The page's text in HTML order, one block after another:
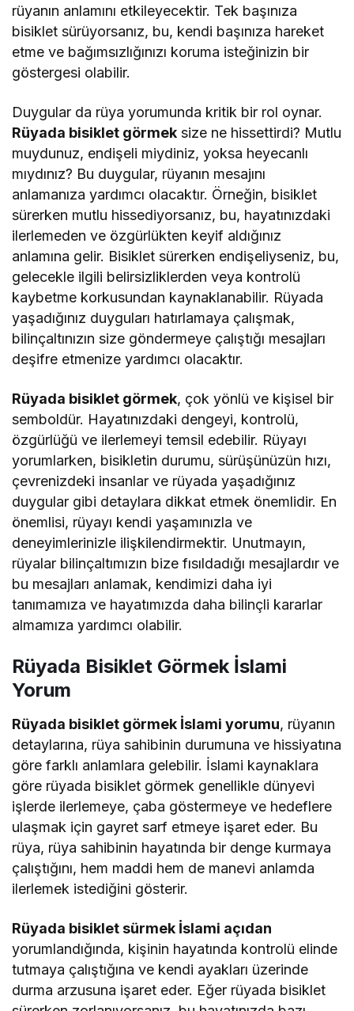
rüyanın anlamını etkileyecektir. Tek başınıza
bisiklet sürüyorsanız, bu, kendi başınıza hareket
etme ve bağımsızlığınızı koruma isteğinizin bir
göstergesi olabilir.
Duygular da rüya yorumunda kritik bir rol oynar.
Rüyada bisiklet görmek size ne hissettirdi? Mutlu
muydunuz, endişeli miydiniz, yoksa heyecanlı
mıydınız? Bu duygular, rüyanın mesajını
anlamanıza yardımcı olacaktır. Örneğin, bisiklet
sürerken mutlu hissediyorsanız, bu, hayatınızdaki
ilerlemeden ve özgürlükten keyif aldığınız
anlamına gelir. Bisiklet sürerken endişeliyseniz, bu,
gelecekle ilgili belirsizliklerden veya kontrolü
kaybetme korkusundan kaynaklanabilir. Rüyada
yaşadığınız duyguları hatırlamaya çalışmak,
bilinçaltınızın size göndermeye çalıştığı mesajları
deşifre etmenize yardımcı olacaktır.
Rüyada bisiklet görmek, çok yönlü ve kişisel bir
semboldür. Hayatınızdaki dengeyi, kontrolü,
özgürlüğü ve ilerlemeyi temsil edebilir. Rüyayı
yorumlarken, bisikletin durumu, sürüşünüzün hızı,
çevrenizdeki insanlar ve rüyada yaşadığınız
duygular gibi detaylara dikkat etmek önemlidir. En
önemlisi, rüyayı kendi yaşamınızla ve
deneyimlerinizle ilişkilendirmektir. Unutmayın,
rüyalar bilinçaltımızın bize fısıldadığı mesajlardır ve
bu mesajları anlamak, kendimizi daha iyi
tanımamıza ve hayatımızda daha bilinçli kararlar
almamıza yardımcı olabilir.
Rüyada Bisiklet Görmek İslami
Yorum
Rüyada bisiklet görmek İslami yorumu, rüyanın
detaylarına, rüya sahibinin durumuna ve hissiyatına
göre farklı anlamlara gelebilir. İslami kaynaklara
göre rüyada bisiklet görmek genellikle dünyevi
işlerde ilerlemeye, çaba göstermeye ve hedeflere
ulaşmak için gayret sarf etmeye işaret eder. Bu
rüya, rüya sahibinin hayatında bir denge kurmaya
çalıştığını, hem maddi hem de manevi anlamda
ilerlemek istediğini gösterir.
Rüyada bisiklet sürmek İslami açıdan
yorumlandığında, kişinin hayatında kontrolü elinde
tutmaya çalıştığına ve kendi ayakları üzerinde
durma arzusuna işaret eder. Eğer rüyada bisiklet